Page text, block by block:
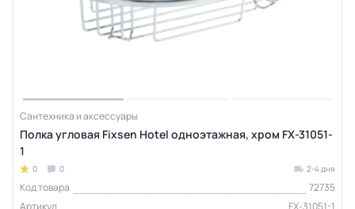
Сантехника и аксессуары
Полка угловая Fixsen Hotel одноэтажная, хром FX-31051-
1
0 0 2-4 дня
Код товара
72735